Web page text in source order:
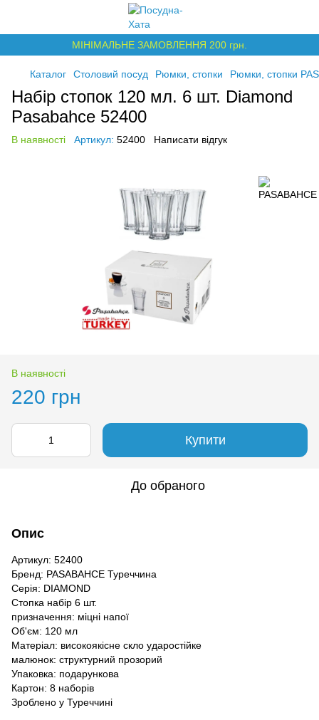
МІНІМАЛЬНЕ ЗАМОВЛЕННЯ 200 грн.
Каталог Столовий посуд Рюмки, стопки Рюмки, стопки
Набір стопок 120 мл. 6 шт. Diamond
Pasabahce 52400
В наявності Артикул: 52400 Написати відгук
В наявності
220 грн
Купити
До обраного
Опис
Артикул: 52400
Бренд: PASABAHCE Туреччина
Серія: DIAMOND
Стопка набір 6 шт.
призначення: міцні напої
Об'єм: 120 мл
Матеріал: високоякісне скло ударостійке
малюнок: структурний прозорий
Упаковка: подарункова
Картон: 8 наборів
Зроблено у Туреччині